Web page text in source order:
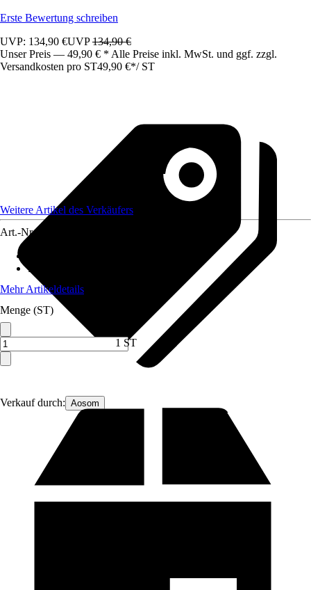
Erste Bewertung schreiben
UVP: 134,90 €UVP134,90 €
Unser Preis — 49,90 € * Alle Preise inkl. MwSt. und ggf. zzgl.
Versandkosten pro ST49,90 €*/ ST
Verkauf durch: Aosom
Weitere Artikel des Verkäufers
Art.-Nr.
Höhe
Mehr Artikeldetails
Menge (ST)
1 ST